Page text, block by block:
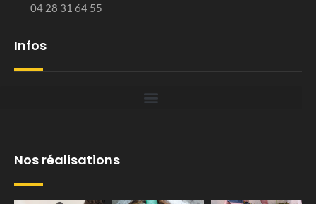
04 28 31 64 55
Infos
Nos réalisations